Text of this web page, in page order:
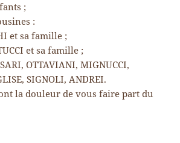
;
:
et sa famille ;
et sa famille ;
OTTAVIANI, MIGNUCCI,
SIGNOLI, ANDREI.
la douleur de vous faire part du